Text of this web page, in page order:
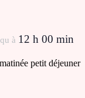
à 12 h 00 min
petit déjeuner